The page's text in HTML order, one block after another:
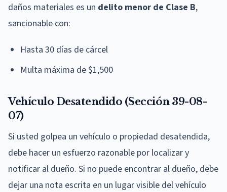
daños materiales es un delito menor de Clase B,
sancionable con:
Hasta 30 días de cárcel
Multa máxima de $1,500
Vehículo Desatendido (Sección 39-08-
07)
Si usted golpea un vehículo o propiedad desatendida,
debe hacer un esfuerzo razonable por localizar y
notificar al dueño. Si no puede encontrar al dueño, debe
dejar una nota escrita en un lugar visible del vehículo